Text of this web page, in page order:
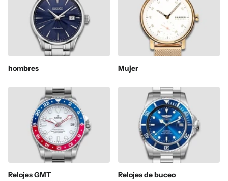
hombres Mujer
Relojes GMT Relojes de buceo